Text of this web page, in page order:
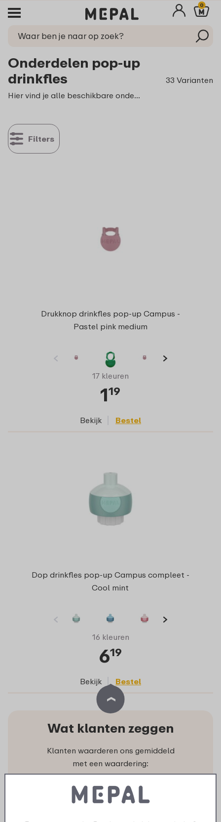
0
Onderdelen pop-up
drinkfles
33 Varianten
Hier vind je alle beschikbare onderdelen voor de Campus
Filters
Drukknop drinkfles pop-up Campus -
Pastel pink medium
17 kleuren
119
Bekijk Bestel
Dop drinkfles pop-up Campus compleet -
Cool mint
16 kleuren
619
Bekijk Bestel
Wat klanten zeggen
Klanten waarderen ons gemiddeld
met een waardering: